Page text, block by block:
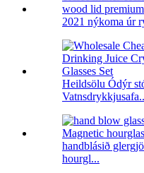
2021 nýkoma úr
Heildsölu Ódýr
handblásið
hourgl...